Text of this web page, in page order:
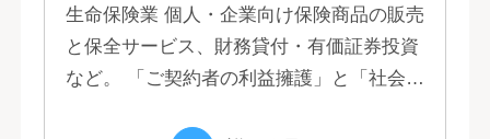
玉, 茨城, 栃木, 群馬, 新潟, 石川,
富山, 福井, 長野, 山梨, 愛知, 静
岡, 三重, 岐阜, 大阪, 京都, 兵庫,
生命保険業 個人・企業向け保険商品の販売
と保全サービス、財務貸付・有価証券投資
など。 「ご契約者の利益擁護」と「社会へ